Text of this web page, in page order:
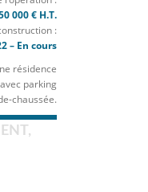
000 € H.T.
:
– En cours
résidence
parking
chaussée.